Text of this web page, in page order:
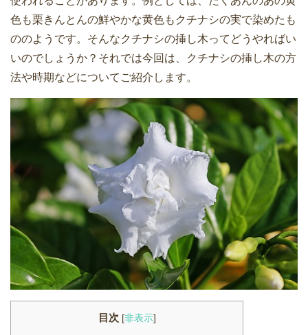
色も栗きんとんの鮮やかな黄色もクチナシの実で染めたも
ののようです。そんなクチナシの挿し木ってどうやればい
いのでしょうか？それでは今回は、クチナシの挿し木の方
法や時期などについてご紹介します。
目次 [非表示]